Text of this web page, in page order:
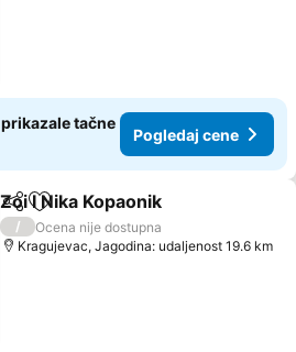
tačne
Pogledaj cene
Deli Dodati u favorite
Zoi I Nika Kopaonik
/
Ocena nije dostupna
Kragujevac, Jagodina: udaljenost 19.6 km